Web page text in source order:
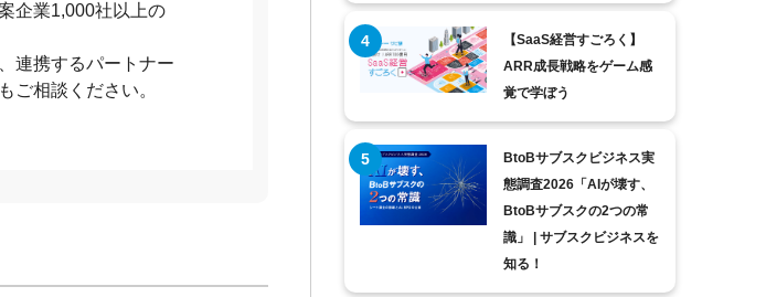
企業1,000社以上の
連携するパートナー
ご相談ください。
【SaaS経営すごろく】
ARR成長戦略をゲーム感
覚で学ぼう
BtoBサブスクビジネス実
態調査2026「AIが壊す、
BtoBサブスクの2つの常
識」 | サブスクビジネスを
知る！